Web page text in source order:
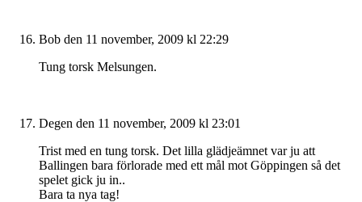
Bob den 11 november, 2009 kl 22:29
Tung torsk Melsungen.
Degen den 11 november, 2009 kl 23:01
Trist med en tung torsk. Det lilla glädjeämnet var ju att
Ballingen bara förlorade med ett mål mot Göppingen så det
spelet gick ju in..
Bara ta nya tag!